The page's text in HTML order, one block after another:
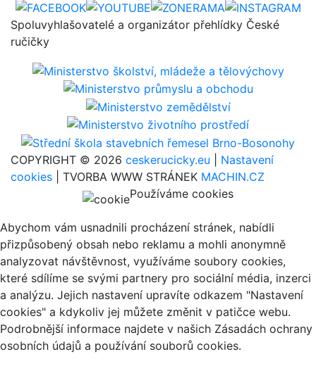
Spoluvyhlašovatelé a organizátor přehlídky České
ručičky
COPYRIGHT © 2026 ceskerucicky.eu
Nastavení
cookies | TVORBA WWW STRÁNEK MACHIN.CZ
Používáme cookies
Abychom vám usnadnili procházení stránek, nabídli
přizpůsobený obsah nebo reklamu a mohli anonymně
analyzovat návštěvnost, využíváme soubory cookies,
které sdílíme se svými partnery pro sociální média, inzerci
a analýzu. Jejich nastavení upravíte odkazem "Nastavení
cookies" a kdykoliv jej můžete změnit v patičce webu.
Podrobnější informace najdete v našich Zásadách ochrany
osobních údajů a používání souborů cookies.